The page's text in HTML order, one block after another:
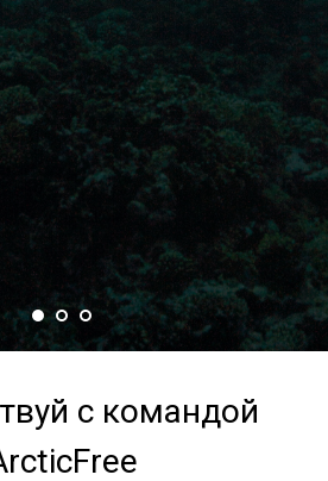
с командой